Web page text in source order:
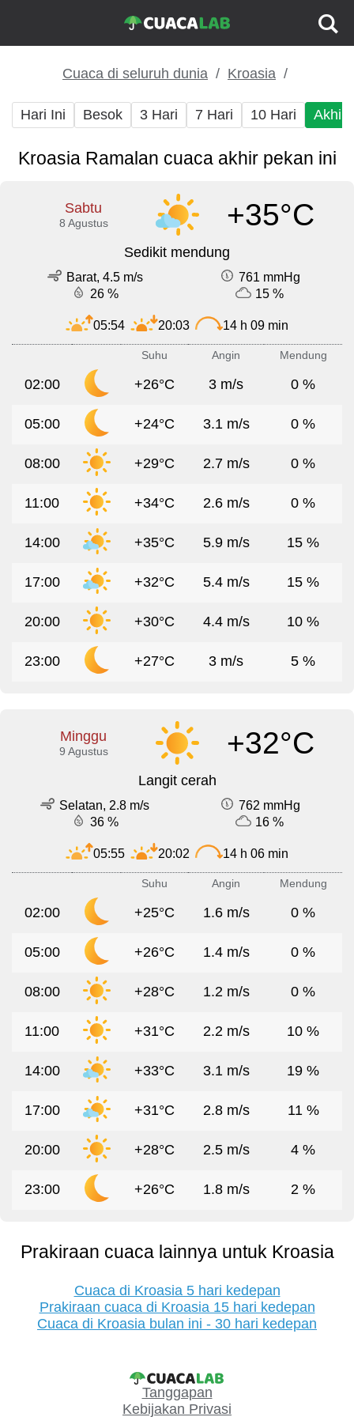
Cuaca di seluruh dunia Kroasia
Hari Ini Besok 3 Hari 7 Hari 10 Hari Akhir
Kroasia Ramalan cuaca akhir pekan ini
Sabtu
8 Agustus +35°C
Sedikit mendung
Barat, 4.5 m/s
761 mmHg
26 %
15 %
05:54 20:03 14 h 09 min
Suhu Angin Mendung
02:00 +26°C 3 m/s 0 %
05:00 +24°C 3.1 m/s 0 %
08:00 +29°C 2.7 m/s 0 %
11:00 +34°C 2.6 m/s 0 %
14:00 +35°C 5.9 m/s 15 %
17:00 +32°C 5.4 m/s 15 %
20:00 +30°C 4.4 m/s 10 %
23:00 +27°C 3 m/s 5 %
Minggu
9 Agustus +32°C
Langit cerah
Selatan, 2.8 m/s
762 mmHg
36 %
16 %
05:55 20:02 14 h 06 min
Suhu Angin Mendung
02:00 +25°C 1.6 m/s 0 %
05:00 +26°C 1.4 m/s 0 %
08:00 +28°C 1.2 m/s 0 %
11:00 +31°C 2.2 m/s 10 %
14:00 +33°C 3.1 m/s 19 %
17:00 +31°C 2.8 m/s 11 %
20:00 +28°C 2.5 m/s 4 %
23:00 +26°C 1.8 m/s 2 %
Prakiraan cuaca lainnya untuk Kroasia
Cuaca di Kroasia 5 hari kedepan
Prakiraan cuaca di Kroasia 15 hari kedepan
Cuaca di Kroasia bulan ini - 30 hari kedepan
Tanggapan
Kebijakan Privasi